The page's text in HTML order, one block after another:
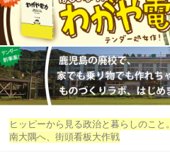
ヒッピーから見る政治と暮らしのこと。
南大隅へ、街頭看板大作戦